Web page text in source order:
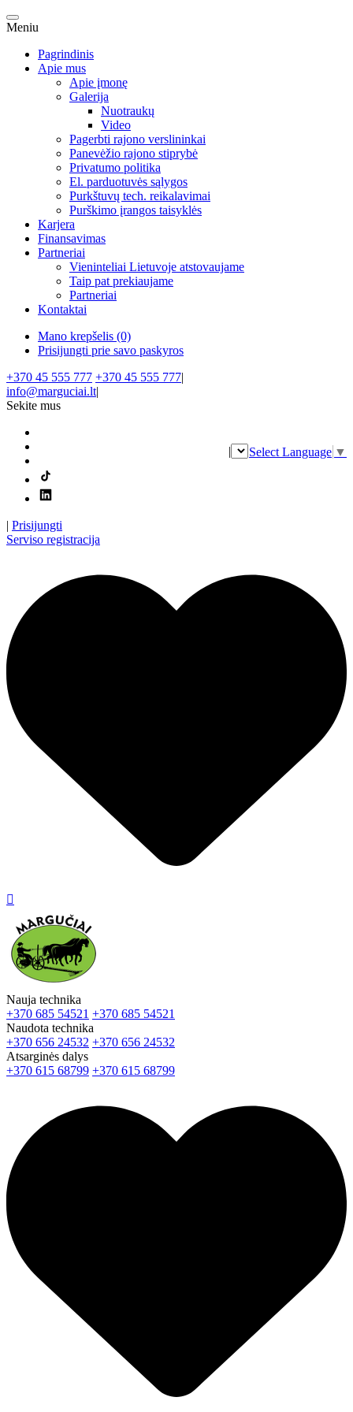
Meniu
Pagrindinis
Apie mus
Apie įmonę
Galerija
Nuotraukų
Video
Pagerbti rajono verslininkai
Panevėžio rajono stiprybė
Privatumo politika
El. parduotuvės sąlygos
Purkštuvų tech. reikalavimai
Purškimo įrangos taisyklės
Karjera
Finansavimas
Partneriai
Vieninteliai Lietuvoje atstovaujame
Taip pat prekiaujame
Partneriai
Kontaktai
Mano krepšelis (0)
Prisijungti prie savo paskyros
+370 45 555 777 +370 45 555 777|
info@marguciai.lt|
Sekite mus
| Prisijungti
| Select Language ▼
Serviso registracija

Nauja technika
+370 685 54521 +370 685 54521
Naudota technika
+370 656 24532 +370 656 24532
Atsarginės dalys
+370 615 68799 +370 615 68799